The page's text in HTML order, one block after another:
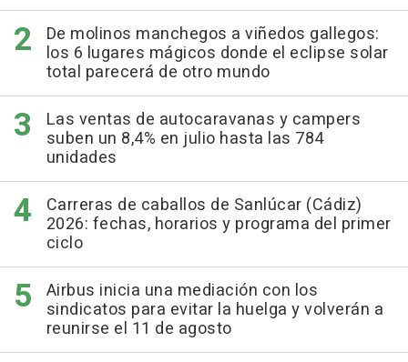
De molinos manchegos a viñedos gallegos:
los 6 lugares mágicos donde el eclipse solar
total parecerá de otro mundo
Las ventas de autocaravanas y campers
suben un 8,4% en julio hasta las 784
unidades
Carreras de caballos de Sanlúcar (Cádiz)
2026: fechas, horarios y programa del primer
ciclo
Airbus inicia una mediación con los
sindicatos para evitar la huelga y volverán a
reunirse el 11 de agosto